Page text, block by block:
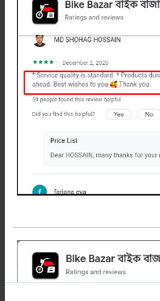
বাইক বাজার
প্রোফাইল
গুরত্বপূর্ন লিংক
বাইক বাজার অ্যাপ